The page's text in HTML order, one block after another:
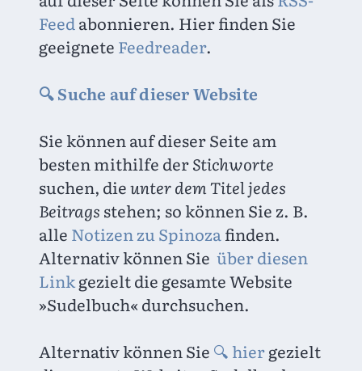
Feed abonnieren. Hier finden Sie
geeignete Feedreader.
🔍 Suche auf dieser Website
Sie können auf dieser Seite am
besten mithilfe der Stichworte
suchen, die unter dem Titel jedes
Beitrags stehen; so können Sie z. B.
alle Notizen zu Spinoza finden.
Alternativ können Sie über diesen
Link gezielt die gesamte Website
»Sudelbuch« durchsuchen.
Alternativ können Sie 🔍 hier gezielt